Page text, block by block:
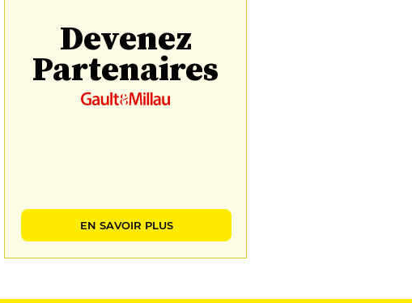
Devenez
Partenaires
EN SAVOIR PLUS